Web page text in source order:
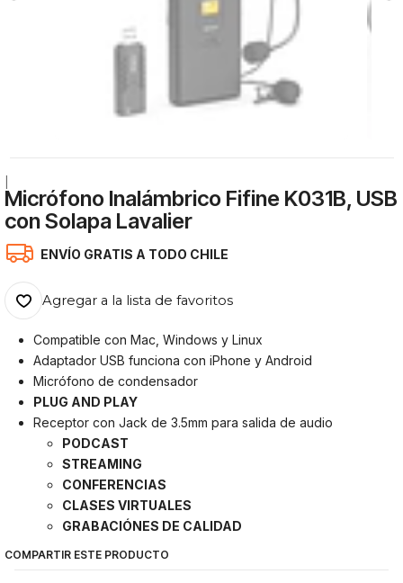
Micrófono Inalámbrico Fifine K031B, USB
con Solapa Lavalier
ENVÍO GRATIS A TODO CHILE
Agregar a la lista de favoritos
Compatible con Mac, Windows y Linux
Adaptador USB funciona con iPhone y Android
Micrófono de condensador
PLUG AND PLAY
Receptor con Jack de 3.5mm para salida de audio
PODCAST
STREAMING
CONFERENCIAS
CLASES VIRTUALES
GRABACIÓNES DE CALIDAD
COMPARTIR ESTE PRODUCTO